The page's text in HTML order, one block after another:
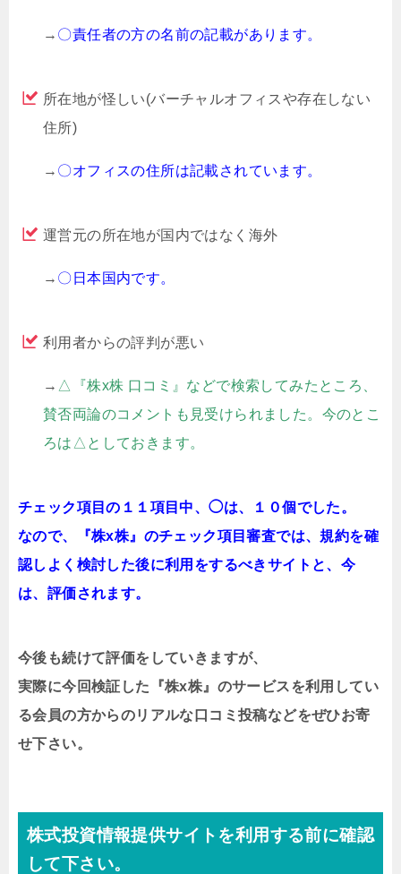
→ 〇責任者の方の名前の記載があります。
所在地が怪しい(バーチャルオフィスや存在しない
住所)
→ 〇オフィスの住所は記載されています。
運営元の所在地が国内ではなく海外
→ 〇日本国内です。
利用者からの評判が悪い
→ △『株x株 口コミ』などで検索してみたところ、
賛否両論のコメントも見受けられました。今のとこ
ろは△としておきます。
チェック項目の１１項目中、◯は、１０個でした。
なので、『株x株 』のチェック項目審査では、規約を確
認しよく検討した後に利用をするべきサイトと、今
は、評価されます。
今後も続けて評価をしていきますが、
実際に今回検証した『株x株 』のサービスを利用してい
る会員の方からのリアルな口コミ投稿などをぜひお寄
せ下さい。
株式投資情報提供サイトを利用する前に確認
して下さい。